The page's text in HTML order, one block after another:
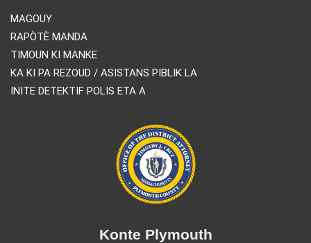
MAGOUY
RAPÒTÈ MANDA
TIMOUN KI MANKE
KA KI PA REZOUD / ASISTANS PIBLIK LA
INITE DETEKTIF POLIS ETA A
Konte Plymouth